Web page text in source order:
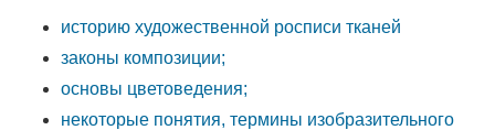
историю художественной росписи тканей
законы композиции;
основы цветоведения;
некоторые понятия, термины изобразительного